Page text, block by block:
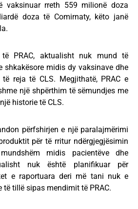
vaksinuar rreth 559 milionë doza
doza të Comirnaty, këto janë
PRAC, aktualisht nuk mund të
shkakësore midis dy vaksinave dhe
reja të CLS. Megjithatë, PRAC e
një shpërthim të sëmundjes me
historie të CLS.
përfshirjen e një paralajmërimi
për të rritur ndërgjegjësimin
midis pacientëve dhe
nuk është planifikuar për
e raportuara deri më tani nuk e
të tillë sipas mendimit të PRAC.